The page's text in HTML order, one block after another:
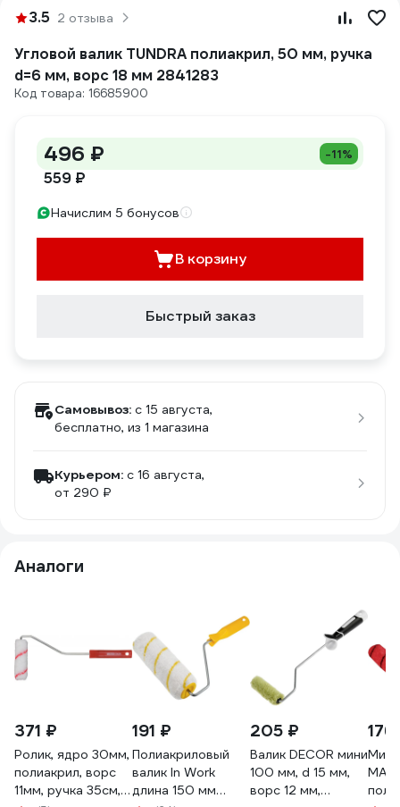
3.5 2 отзыва
Угловой валик TUNDRA полиакрил, 50 мм, ручка
d=6 мм, ворс 18 мм 2841283
Код товара: 16685900
496 ₽ -11%
559 ₽
Начислим 5 бонусов
В корзину
Быстрый заказ
Самовывоз: c 15 августа,
бесплатно, из 1 магазина
Курьером: c 16 августа,
от 290 ₽
Аналоги
371 ₽
Ролик, ядро 30мм,
полиакрил, ворс
11мм, ручка 35см,
191 ₽
Полиакриловый
валик In Work
длина 150 мм
205 ₽
Валик DECOR мини
100 мм, d 15 мм,
ворс 12 мм,
176